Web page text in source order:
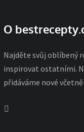
O
Najděte svůj oblíbený
inspirovat ostatními.
přidáváme nové